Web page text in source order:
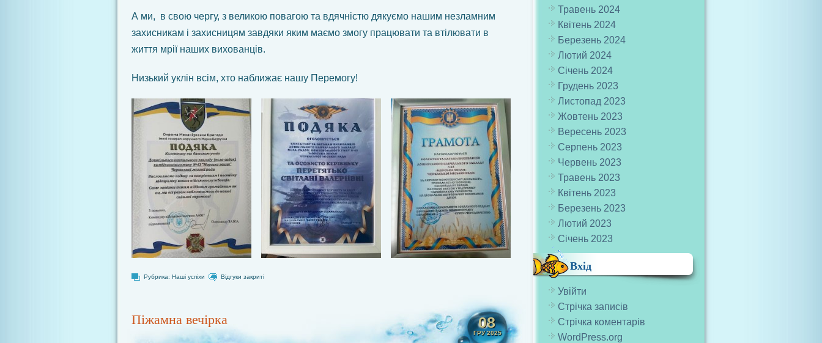
А ми, в свою чергу, з великою повагою та вдячністю дякуємо нашим незламним
захисникам і захисницям завдяки яким маємо змогу працювати та втілювати в
життя мрії наших вихованців.
Низький уклін всім, хто наближає нашу Перемогу!
Рубрика: Наші успіхи Відгуки закриті
Піжамна вечірка 08
ГРУ 2025
Травень 2024
Квітень 2024
Березень 2024
Лютий 2024
Січень 2024
Грудень 2023
Листопад 2023
Жовтень 2023
Вересень 2023
Серпень 2023
Червень 2023
Травень 2023
Квітень 2023
Березень 2023
Лютий 2023
Січень 2023
Вхід
Увійти
Стрічка записів
Стрічка коментарів
WordPress.org